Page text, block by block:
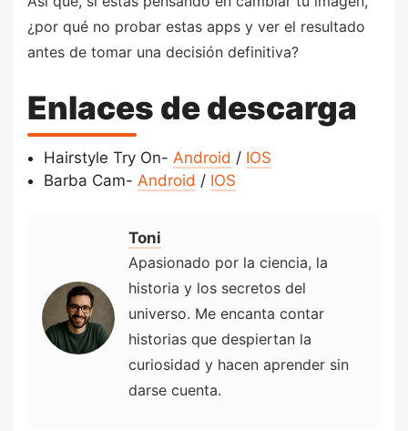
¿por qué no probar estas apps y ver el resultado
antes de tomar una decisión definitiva?
Enlaces de descarga
Hairstyle Try On- Android / IOS
Barba Cam- Android / IOS
Toni
Apasionado por la ciencia, la
historia y los secretos del
universo. Me encanta contar
historias que despiertan la
curiosidad y hacen aprender sin
darse cuenta.